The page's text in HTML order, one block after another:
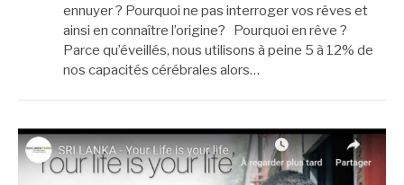
ennuyer ? Pourquoi ne pas interroger vos rêves et
ainsi en connaître l’origine? Pourquoi en rêve ?
Parce qu’éveillés, nous utilisons à peine 5 à 12% de
nos capacités cérébrales alors…